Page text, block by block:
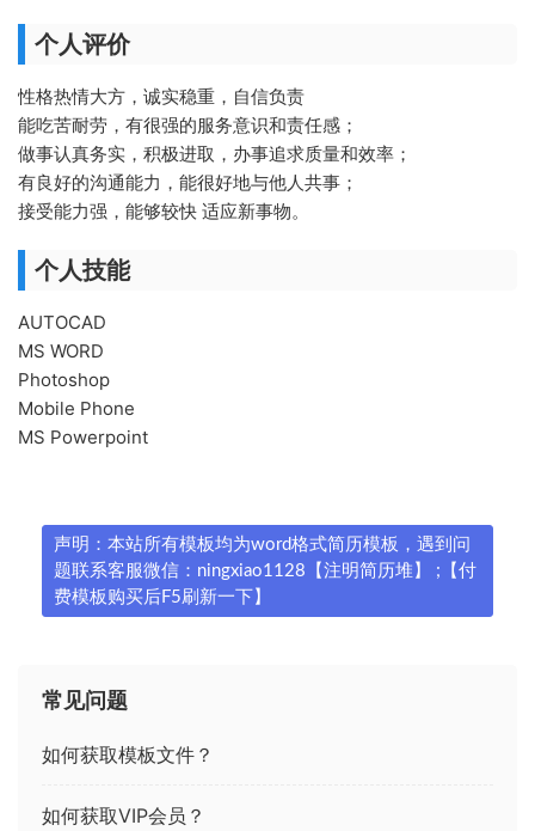
个人评价
性格热情大方，诚实稳重，自信负责
能吃苦耐劳，有很强的服务意识和责任感；
做事认真务实，积极进取，办事追求质量和效率；
有良好的沟通能力，能很好地与他人共事；
接受能力强，能够较快 适应新事物。
个人技能
AUTOCAD
MS WORD
Photoshop
Mobile Phone
MS Powerpoint
声明：本站所有模板均为word格式简历模板，遇到问
题联系客服微信：ningxiao1128【注明简历堆】 ;【付
费模板购买后F5刷新一下】
常见问题
如何获取模板文件？
如何获取VIP会员？